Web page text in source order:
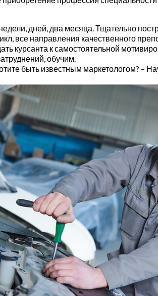
дней, два месяца. Тщательно
все направления качественного
курсанта к самостоятельной
обучим.
быть известным маркетологом? –